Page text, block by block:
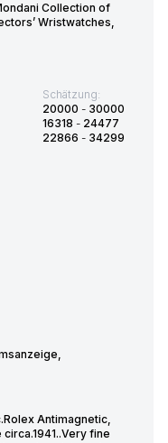
Collection of
Wristwatches,
Schätzung:
20000 - 30000
16318 - 24477
22866 - 34299
Antimagnetic,
fine